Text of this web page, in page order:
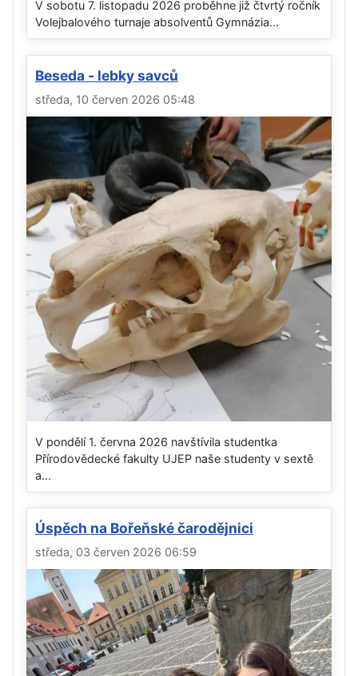
V sobotu 7. listopadu 2026 proběhne již čtvrtý ročník
Volejbalového turnaje absolventů Gymnázia...
Beseda - lebky savců
středa, 10 červen 2026 05:48
V pondělí 1. června 2026 navštívila studentka
Přírodovědecké fakulty UJEP naše studenty v sextě
a...
Úspěch na Bořeňské čarodějnici
středa, 03 červen 2026 06:59